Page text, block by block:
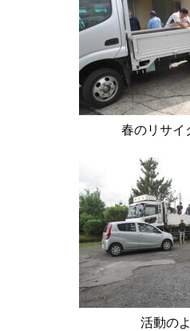
春のリサイ
活動の